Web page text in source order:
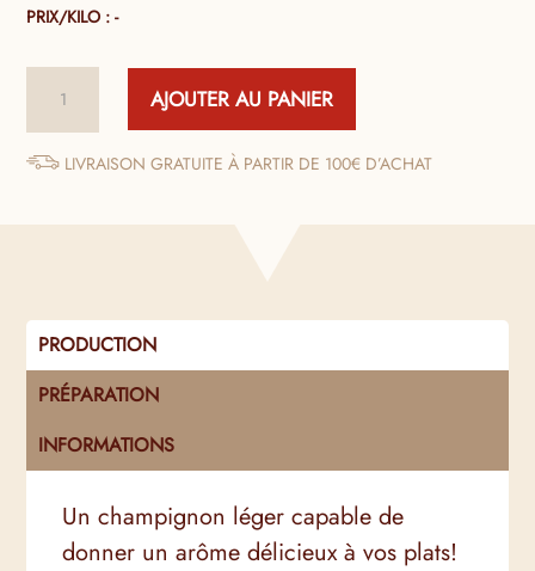
PRIX/KILO : -
Trompettes
de
AJOUTER AU PANIER
LIVRAISON GRATUITE À PARTIR DE 100€ D’ACHAT
PRODUCTION
PRÉPARATION
INFORMATIONS
Un champignon léger capable de
donner un arôme délicieux à vos plats!